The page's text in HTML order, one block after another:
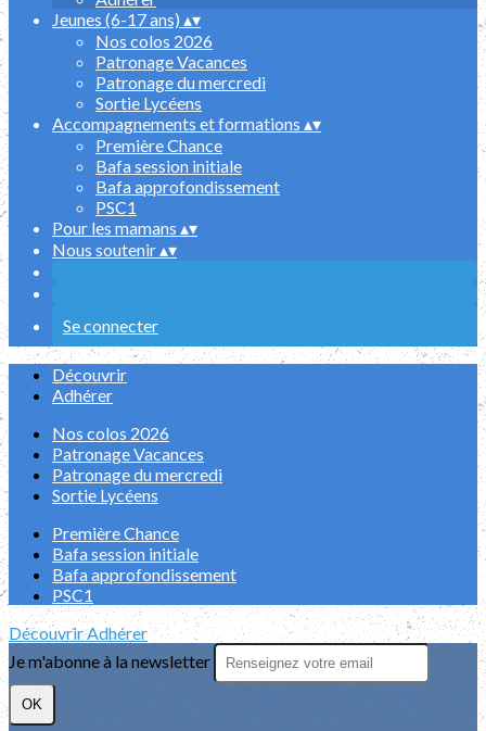
Jeunes (6-17 ans) ▴▾
Nos colos 2026
Patronage Vacances
Patronage du mercredi
Sortie Lycéens
Accompagnements et formations ▴▾
Première Chance
Bafa session initiale
Bafa approfondissement
PSC1
Pour les mamans ▴▾
Nous soutenir▴▾
Se connecter
Découvrir
Adhérer
Nos colos 2026
Patronage Vacances
Patronage du mercredi
Sortie Lycéens
Première Chance
Bafa session initiale
Bafa approfondissement
PSC1
DécouvrirAdhérer
Je m'abonne à la newsletter
OK